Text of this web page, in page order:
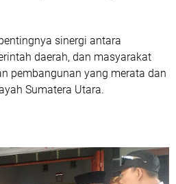
sinergi antara
daerah, dan masyarakat
pembangunan yang merata dan
Sumatera Utara.